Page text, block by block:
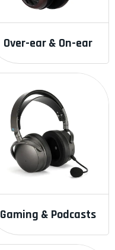
Over-ear & On-ear
Gaming & Podcasts